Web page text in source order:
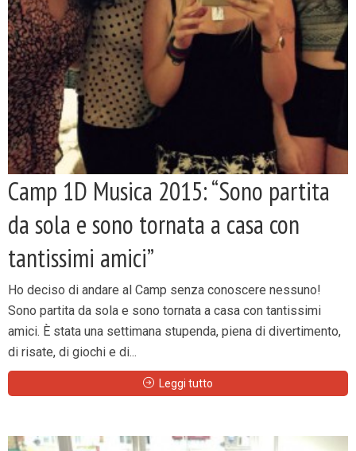
Camp 1D Musica 2015: “Sono partita
da sola e sono tornata a casa con
tantissimi amici”
Ho deciso di andare al Camp senza conoscere nessuno!
Sono partita da sola e sono tornata a casa con tantissimi
amici. È stata una settimana stupenda, piena di divertimento,
di risate, di giochi e di...
Leggi tutto